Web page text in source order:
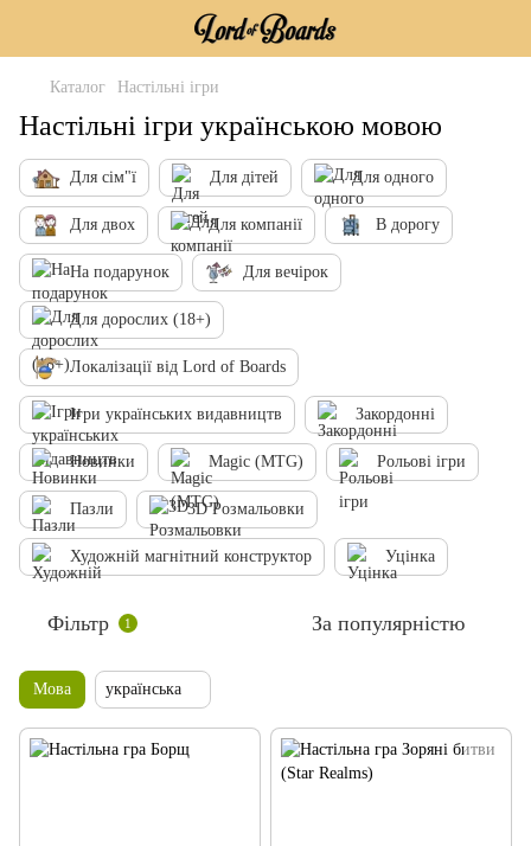
Каталог Настільні ігри
Настільні ігри українською мовою
Для сім"ї Для дітей Для одного
Для двох Для компанії В дорогу
На подарунок Для вечірок
Для дорослих (18+)
Локалізації від Lord of Boards
Ігри українських видавництв Закордонні
Новинки Magic (MTG) Рольові ігри
Пазли 3D Розмальовки
Художній магнітний конструктор Уцінка
Фільтр 1 За популярністю
Мова українська